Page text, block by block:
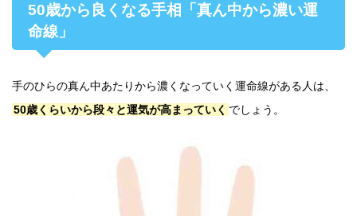
50歳から良くなる手相「真ん中から濃い運
命線」
手のひらの真ん中あたりから濃くなっていく運命線がある人は、
50歳くらいから段々と運気が高まっていく でしょう。